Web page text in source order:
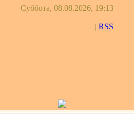
Суббота, 08.08.2026, 19:13
| RSS